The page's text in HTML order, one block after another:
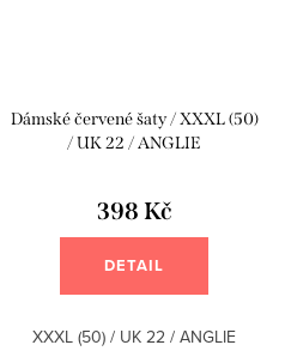
Dámské červené šaty / XXXL (50)
/ UK 22 / ANGLIE
398 Kč
DETAIL
XXXL (50) / UK 22 / ANGLIE